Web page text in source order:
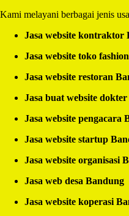
Kami melayani berbagai jenis
Jasa website kontraktor
Jasa website toko
Jasa website restoran
Jasa buat website
Jasa website pengacara
Jasa website startup
Jasa website organisasi
Jasa web desa Bandung
Jasa website koperasi